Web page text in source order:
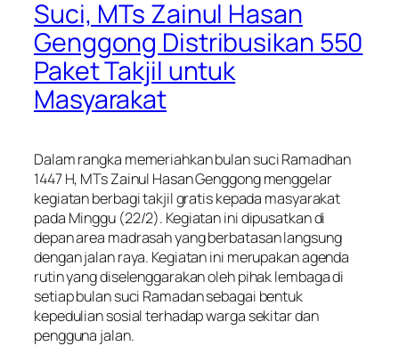
Suci, MTs Zainul Hasan
Genggong Distribusikan 550
Paket Takjil untuk
Masyarakat
Dalam rangka memeriahkan bulan suci Ramadhan
1447 H, MTs Zainul Hasan Genggong menggelar
kegiatan berbagi takjil gratis kepada masyarakat
pada Minggu (22/2). Kegiatan ini dipusatkan di
depan area madrasah yang berbatasan langsung
dengan jalan raya. Kegiatan ini merupakan agenda
rutin yang diselenggarakan oleh pihak lembaga di
setiap bulan suci Ramadan sebagai bentuk
kepedulian sosial terhadap warga sekitar dan
pengguna jalan.